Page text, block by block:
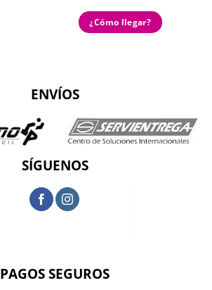
¿Cómo llegar?
ENVÍOS
SÍGUENOS
PAGOS SEGUROS